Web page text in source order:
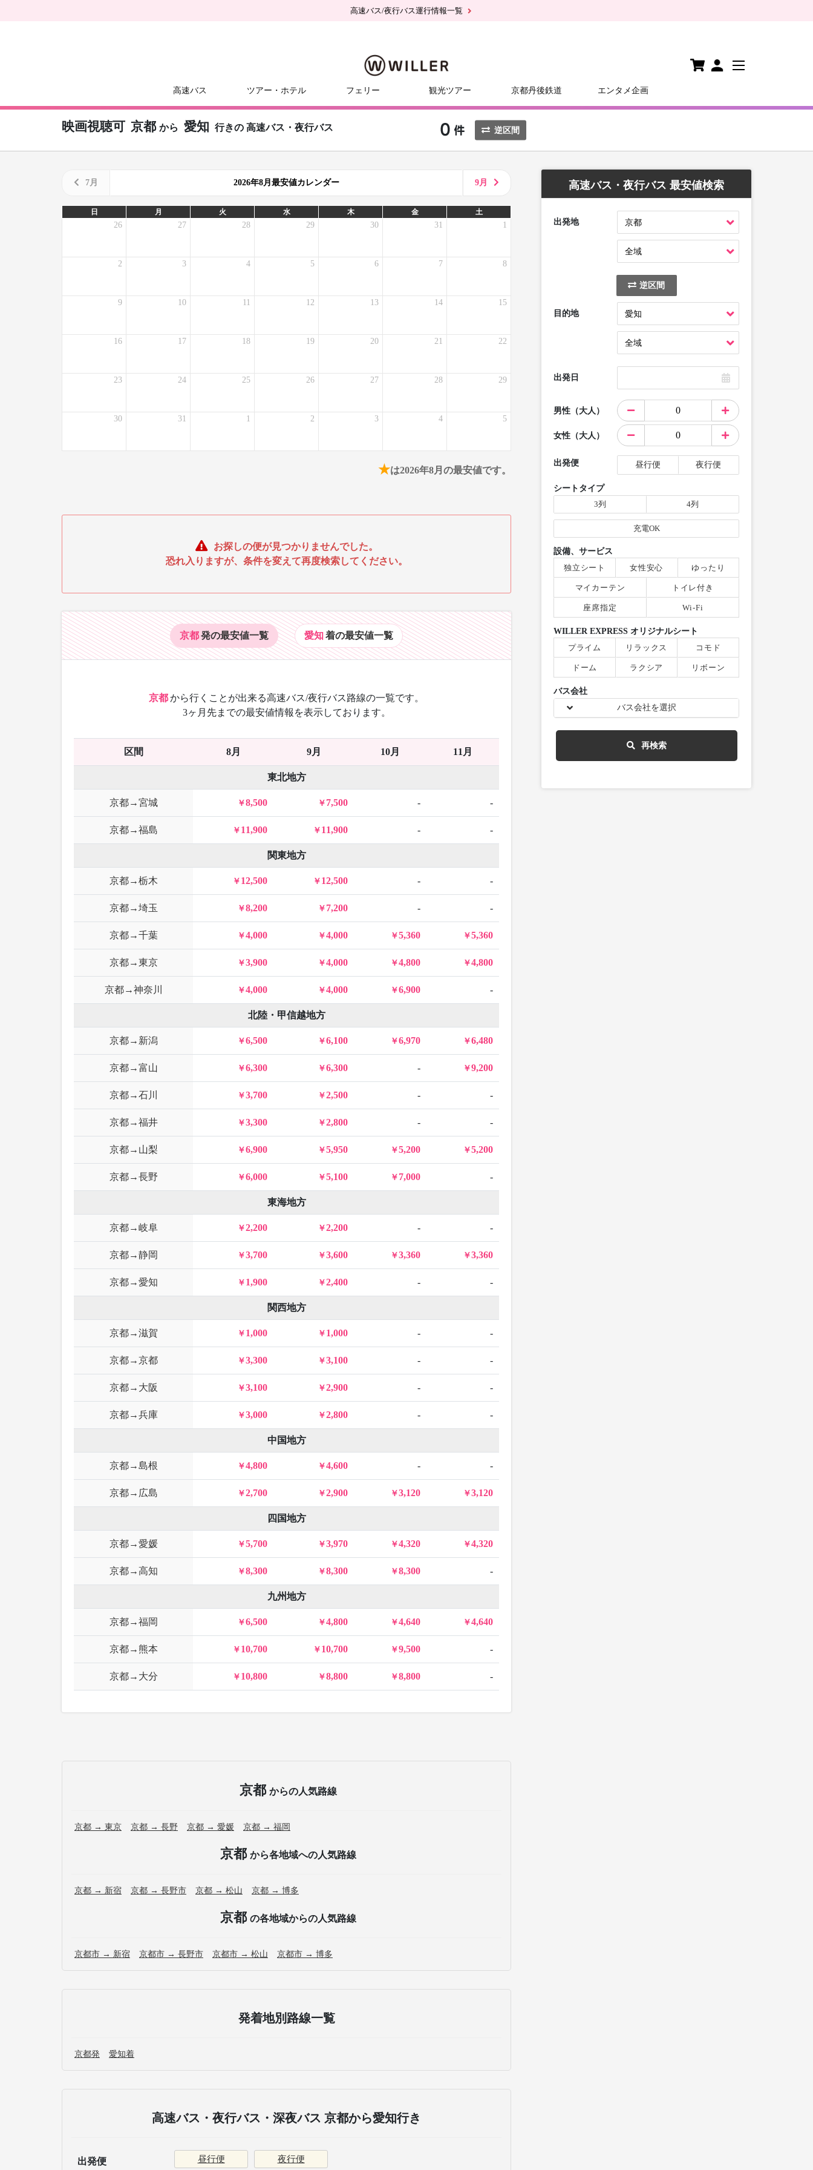
高速バス/夜行バス運行情報一覧
高速バス ツアー・ホテル フェリー 観光ツアー 京都丹後鉄道 エンタメ企画
映画視聴可 京都 から 愛知 行きの 高速バス・夜行バス 逆区間
7月 2026年8月最安値カレンダー 9月
日 月 火 水 木 金 土
26 27 28 29 30 31 1
2 3 4 5 6 7 8
9 10 11 12 13 14 15
16 17 18 19 20 21 22
23 24 25 26 27 28 29
30 31 1 2 3 4 5
★は2026年8月の最安値です。
お探しの便が見つかりませんでした。
恐れ入りますが、条件を変えて再度検索してください。
京都発の最安値一覧 愛知着の最安値一覧
京都から行くことが出来る高速バス/夜行バス路線の一覧です。
3ヶ月先までの最安値情報を表示しております。
区間 8月 9月 10月 11月
東北地方
京都→宮城 8,500 7,500 - -
京都→福島 11,900 11,900 - -
関東地方
京都→栃木 12,500 12,500 - -
京都→埼玉 8,200 7,200 - -
京都→千葉 4,000 4,000 5,360 5,360
京都→東京 3,900 4,000 4,800 4,800
京都→神奈川 4,000 4,000 6,900 -
北陸・甲信越地方
京都→新潟 6,500 6,100 6,970 6,480
京都→富山 6,300 6,300 - 9,200
京都→石川 3,700 2,500 - -
京都→福井 3,300 2,800 - -
京都→山梨 6,900 5,950 5,200 5,200
京都→長野 6,000 5,100 7,000 -
東海地方
京都→岐阜 2,200 2,200 - -
京都→静岡 3,700 3,600 3,360 3,360
京都→愛知 1,900 2,400 - -
関西地方
京都→滋賀 1,000 1,000 - -
京都→京都 3,300 3,100 - -
京都→大阪 3,100 2,900 - -
京都→兵庫 3,000 2,800 - -
中国地方
京都→島根 4,800 4,600 - -
京都→広島 2,700 2,900 3,120 3,120
四国地方
京都→愛媛 5,700 3,970 4,320 4,320
京都→高知 8,300 8,300 8,300 -
九州地方
京都→福岡 6,500 4,800 4,640 4,640
京都→熊本 10,700 10,700 9,500 -
京都→大分 10,800 8,800 8,800 -
京都 からの人気路線
京都 → 東京 京都 → 長野 京都 → 愛媛 京都 → 福岡
京都 から各地域への人気路線
京都 → 新宿 京都 → 長野市 京都 → 松山 京都 → 博多
京都 の各地域からの人気路線
京都市 → 新宿 京都市 → 長野市 京都市 → 松山 京都市 → 博多
発着地別路線一覧
京都発 愛知着
高速バス・夜行バス・深夜バス 京都から愛知行き
出発便 昼行便 夜行便
高速バス・夜行バス 最安値検索
出発地
逆区間
目的地
出発日
男性（大人）
女性（大人）
出発便 昼行便 夜行便
シートタイプ
3列
4列
充電OK
設備、サービス
独立シート
女性安心 ゆったり
マイカーテン トイレ付き
座席指定 Wi-Fi
WILLER EXPRESS オリジナルシート
プライム
リラックス コモド
ドーム ラクシア リボーン
バス会社
バス会社を選択
再検索